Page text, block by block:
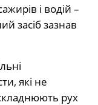
і водій –
засіб зазнав
які не
рух